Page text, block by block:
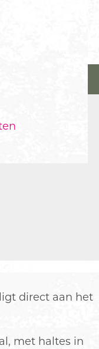
direct aan het
met haltes in